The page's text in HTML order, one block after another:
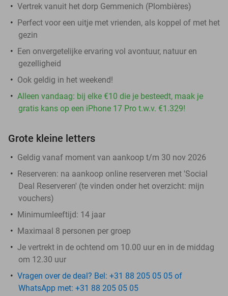
Vertrek vanuit het dorp Gemmenich (Plombières)
Perfect voor een uitje met vrienden, als koppel of met het
gezin
Een onvergetelijke ervaring vol avontuur, natuur en
gezelligheid
Ook geldig in het weekend!
Alleen vandaag: bij elke €10 die je besteedt, maak je
gratis kans op een iPhone 17 Pro t.w.v. €1.329!
Grote kleine letters
Geldig vanaf moment van aankoop t/m 30 nov 2026
Reserveren: na aankoop online reserveren met 'Social
Deal Reserveren' (te vinden onder het overzicht: mijn
vouchers)
Minimumleeftijd: 14 jaar
Maximaal 8 personen per groep
Je vertrekt in de ochtend om 10.00 uur en in de middag
om 12.30 uur
Vragen over de deal? Bel: +31 88 205 05 05 of
WhatsApp met: +31 88 205 05 05